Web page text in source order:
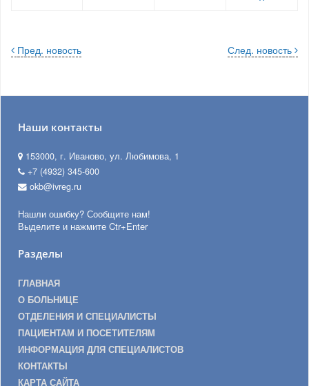
След. новость
Пред. новость
Наши контакты
153000, г. Иваново, ул. Любимова, 1
+7 (4932) 345-600
okb@ivreg.ru
Нашли ошибку? Сообщите нам!
Выделите и нажмите Ctr+Enter
Разделы
ГЛАВНАЯ
О БОЛЬНИЦЕ
ОТДЕЛЕНИЯ И СПЕЦИАЛИСТЫ
ПАЦИЕНТАМ И ПОСЕТИТЕЛЯМ
ИНФОРМАЦИЯ ДЛЯ СПЕЦИАЛИСТОВ
КОНТАКТЫ
КАРТА САЙТА